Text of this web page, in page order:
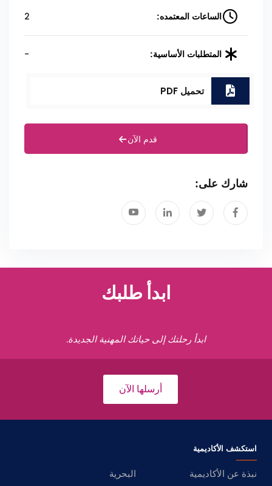
الساعات المعتمده: 2
المتطلبات الأساسية: -
تحميل PDF
قدم الآن
شارك على:
ابدأ طلبك
ابدأ رحلتك إلى حياتك المهنية الجديدة.
أرسلها الآن
استكشف الأكاديمية
نبذة عن الأكاديمية
البحرية